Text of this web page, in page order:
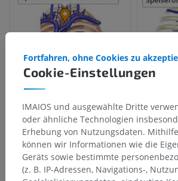
Anatomische Hierarchie
Cookie-Einstellungen
Fortfahren, ohne Cookies zu
IMAIOS und ausgewählte Dritte
oder ähnliche Technologien
Erhebung von Nutzungsdaten.
können wir Informationen wie die
Geräts sowie bestimmte
(z. B. IP-Adressen, Navigations-,